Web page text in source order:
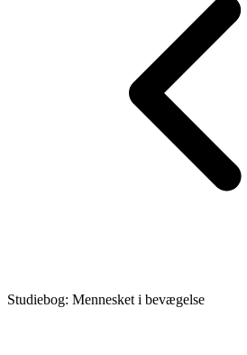
Studiebog: Mennesket i bevægelse